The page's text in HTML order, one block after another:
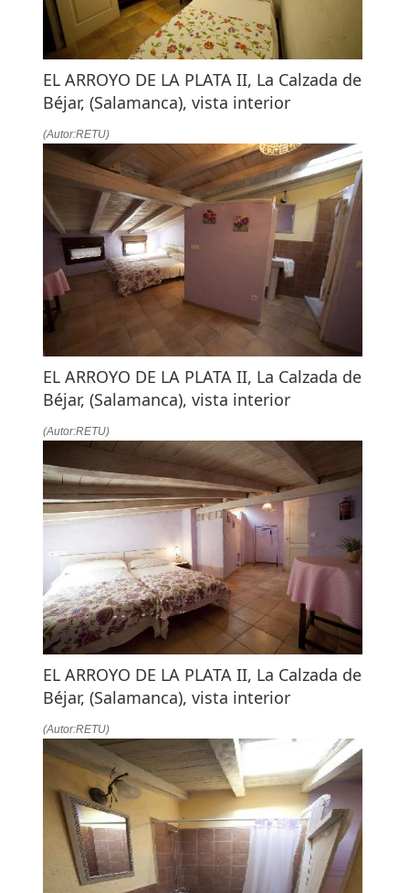
EL ARROYO DE LA PLATA II, La Calzada de
Béjar, (Salamanca), vista interior
(Autor:RETU)
EL ARROYO DE LA PLATA II, La Calzada de
Béjar, (Salamanca), vista interior
(Autor:RETU)
EL ARROYO DE LA PLATA II, La Calzada de
Béjar, (Salamanca), vista interior
(Autor:RETU)